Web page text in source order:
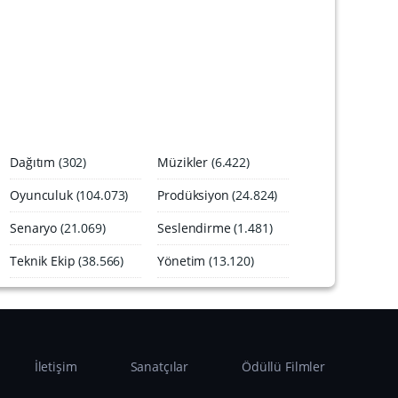
Dağıtım (302) Müzikler (6.422)
Oyunculuk(104.073) Prodüksiyon (24.824)
Senaryo (21.069) Seslendirme(1.481)
Teknik Ekip (38.566) Yönetim (13.120)
İletişim Sanatçılar Ödüllü Filmler